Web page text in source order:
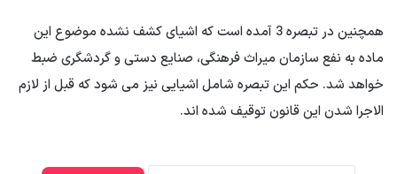
همچنین در تبصره 3 آمده است که اشیای کشف نشده موضوع این
ماده به نفع سازمان میراث فرهنگی، صنایع دستی و گردشگری ضبط
خواهد شد. حکم این تبصره شامل اشیایی نیز می شود که قبل از لازم
الاجرا شدن این قانون توقیف شده اند.